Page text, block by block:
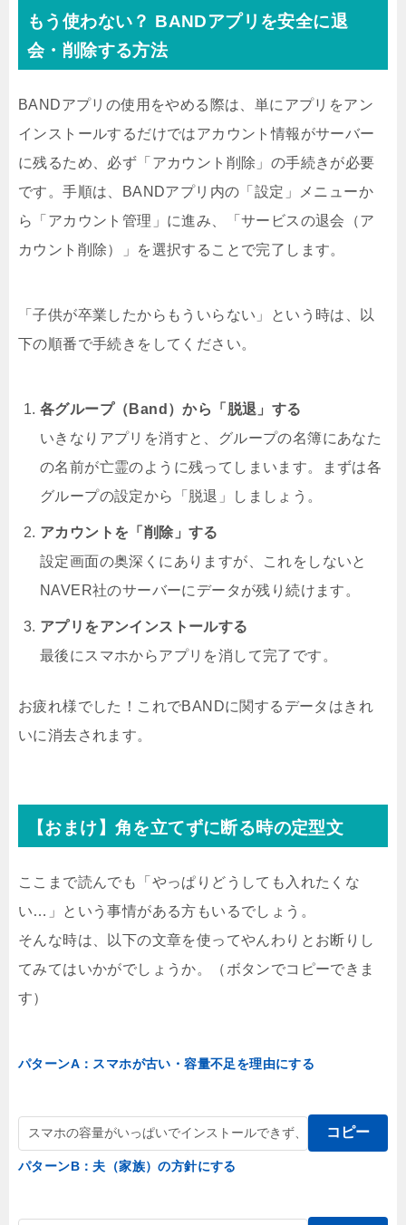
もう使わない？ BANDアプリを安全に退
会・削除する方法
BANDアプリの使用をやめる際は、単にアプリをアン
インストールするだけではアカウント情報がサーバー
に残るため、必ず「アカウント削除」の手続きが必要
です。手順は、BANDアプリ内の「設定」メニューか
ら「アカウント管理」に進み、「サービスの退会（ア
カウント削除）」を選択することで完了します。
「子供が卒業したからもういらない」という時は、以
下の順番で手続きをしてください。
各グループ（Band）から「脱退」する
いきなりアプリを消すと、グループの名簿にあなた
の名前が亡霊のように残ってしまいます。まずは各
グループの設定から「脱退」しましょう。
アカウントを「削除」する
設定画面の奥深くにありますが、これをしないと
NAVER社のサーバーにデータが残り続けます。
アプリをアンインストールする
最後にスマホからアプリを消して完了です。
お疲れ様でした！これでBANDに関するデータはきれ
いに消去されます。
【おまけ】角を立てずに断る時の定型文
ここまで読んでも「やっぱりどうしても入れたくな
い…」という事情がある方もいるでしょう。
そんな時は、以下の文章を使ってやんわりとお断りし
てみてはいかがでしょうか。（ボタンでコピーできま
す）
パターンA：スマホが古い・容量不足を理由にする
コピー
パターンB：夫（家族）の方針にする